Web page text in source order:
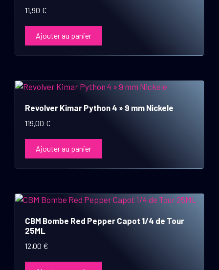
11,90 €
Ajouter au panier
Revolver Kimar Python 4 » 9 mm Nickele
119,00 €
Ajouter au panier
CBM Bombe Red Pepper Capot 1/4 de Tour
25ML
12,00 €